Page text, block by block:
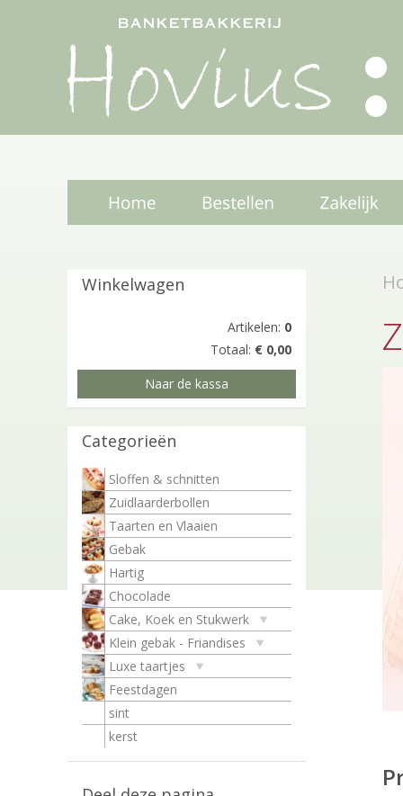
Winkelwagen
Artikelen: 0
Totaal: € 0,00
Naar de kassa
Categorieën
Sloffen & schnitten
Zuidlaarderbollen
Taarten en Vlaaien
Gebak
Hartig
Chocolade
Cake, Koek en Stukwerk
Klein gebak - Friandises
Luxe taartjes
Feestdagen
sint
kerst